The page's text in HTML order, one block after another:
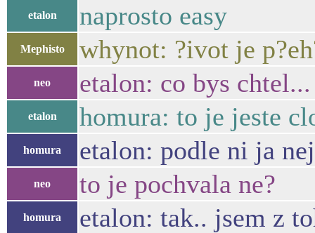
etalon naprosto easy
Mephisto whynot: ?ivot je
neo etalon: co bys
etalon homura: to je jeste
homura etalon: podle ni ja
neo to je pochvala ne?
homura etalon: tak.. jsem z